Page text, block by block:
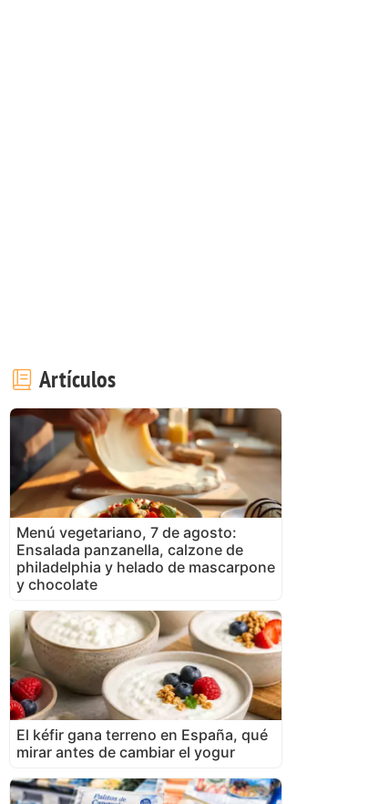
Artículos
Menú vegetariano, 7 de agosto:
Ensalada panzanella, calzone de
philadelphia y helado de mascarpone
y chocolate
El kéfir gana terreno en España, qué
mirar antes de cambiar el yogur